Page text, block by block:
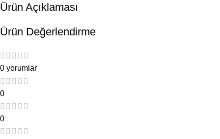
Ürün Açıklaması
Ürün Değerlendirme
0 yorumlar
0
0